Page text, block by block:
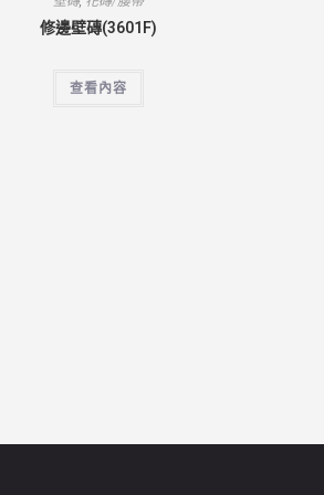
修邊壁磚(3601F)
查看內容